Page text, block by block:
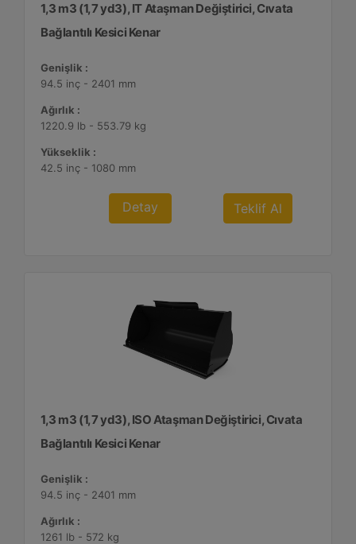
1,3 m3 (1,7 yd3), IT Ataşman Değiştirici, Cıvata
Bağlantılı Kesici Kenar
Genişlik :
94.5 inç - 2401 mm
Ağırlık :
1220.9 lb - 553.79 kg
Yükseklik :
42.5 inç - 1080 mm
Detay Teklif Al
1,3 m3 (1,7 yd3), ISO Ataşman Değiştirici, Cıvata
Bağlantılı Kesici Kenar
Genişlik :
94.5 inç - 2401 mm
Ağırlık :
1261 lb - 572 kg